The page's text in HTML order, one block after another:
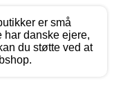
er små
danske ejere,
du støtte ved at